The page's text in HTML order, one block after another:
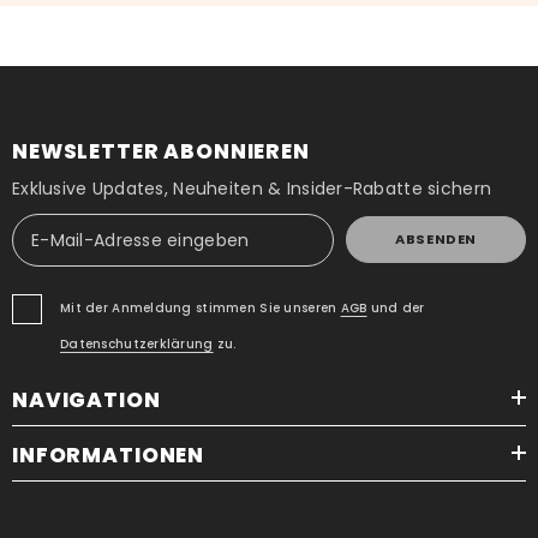
NEWSLETTER ABONNIEREN
Exklusive Updates, Neuheiten & Insider-Rabatte sichern
ABSENDEN
Mit der Anmeldung stimmen Sie unseren AGB und der
Datenschutzerklärung zu.
NAVIGATION
INFORMATIONEN